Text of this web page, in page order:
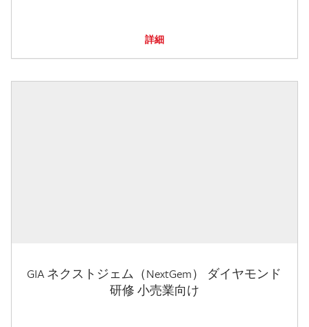
詳細
GIA ネクストジェム（NextGem） ダイヤモンド
研修 小売業向け